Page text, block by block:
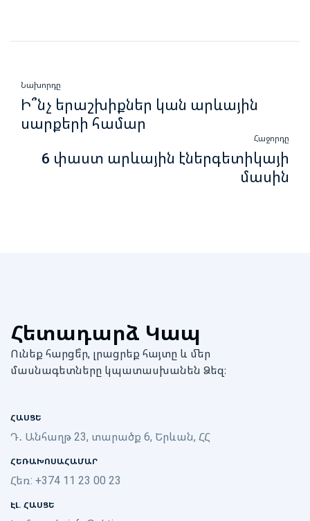
Նախորդը
Ի՞նչ երաշխիքներ կան արևային
սարքերի համար
Հաջորդը
6 փաստ արևային էներգետիկայի
մասին
Հետադարձ Կապ
Ունեք հարցե՞ր, լրացրեք հայտը և մեր
մասնագետները կպատասխանեն Ձեզ։
ՀԱՍՑԵ
Դ․ Անհաղթ 23, տարածք 6, Երևան, ՀՀ
ՀԵՌԱԽՈՍԱՀԱՄԱՐ
Հեռ: +374 11 23 00 23
ԷԼ. ՀԱՍՑԵ